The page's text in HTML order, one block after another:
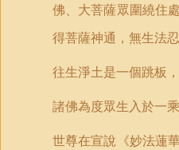
佛、大菩薩眾圍繞住
得菩薩神通，無生法
往生淨土是一個跳板
諸佛為度眾生入於一
世尊在宣說《妙法蓮